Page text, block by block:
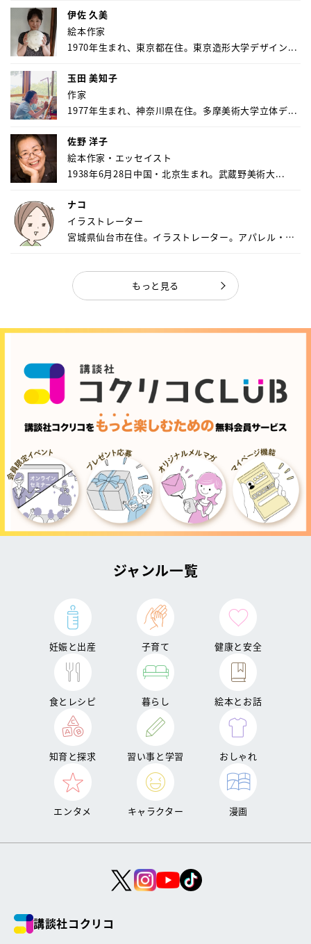
伊佐 久美
絵本作家
1970年生まれ、東京都在住。東京造形大学デザイン...
玉田 美知子
作家
1977年生まれ、神奈川県在住。多摩美術大学立体デ...
佐野 洋子
絵本作家・エッセイスト
1938年6月28日中国・北京生まれ。武蔵野美術大...
ナコ
イラストレーター
宮城県仙台市在住。イラストレーター。アパレル・キ
もっと見る
ジャンル一覧
妊娠と出産 子育て 健康と安全
食とレシピ 暮らし 絵本とお話
知育と探求 習い事と学習 おしゃれ
エンタメ キャラクター 漫画
講談社コクリコ